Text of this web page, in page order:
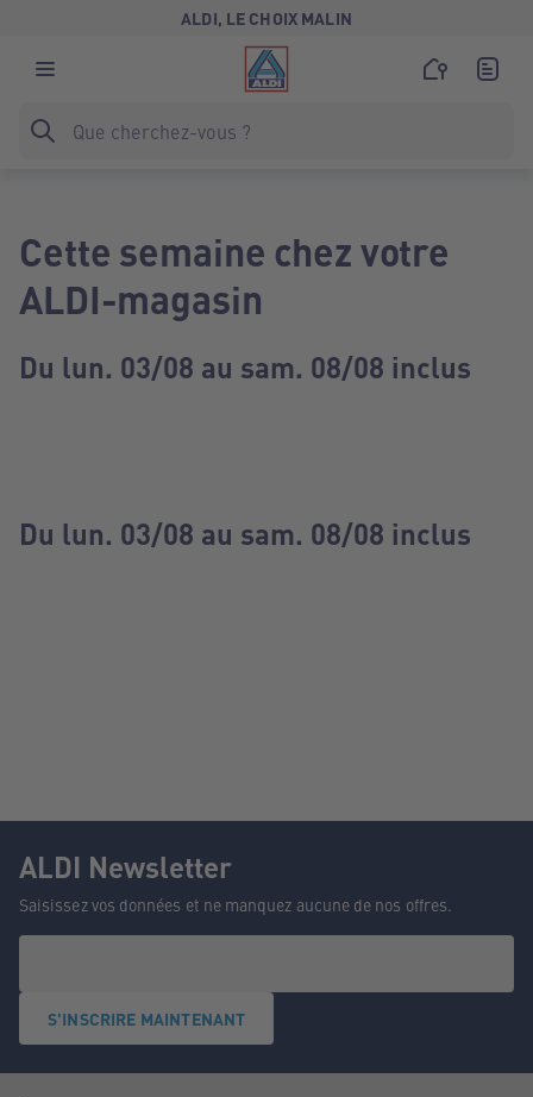
ALDI, LE CHOIX MALIN
Cette semaine chez votre
ALDI-magasin
Du lun. 03/08 au sam. 08/08 inclus
Du lun. 03/08 au sam. 08/08 inclus
ALDI Newsletter
Saisissez vos données et ne manquez aucune de nos offres.
S'INSCRIRE MAINTENANT